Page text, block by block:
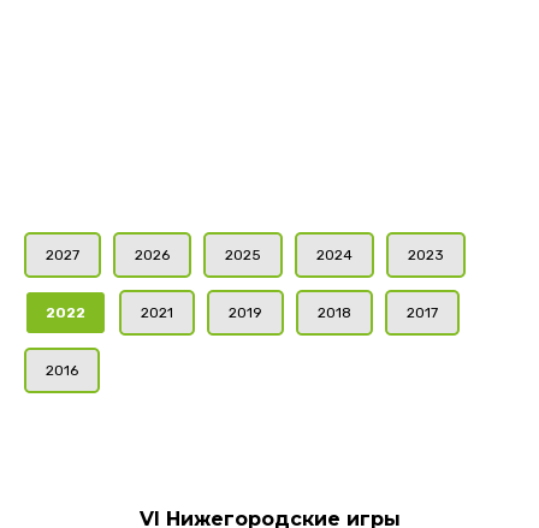
2027 2026 2025 2024 2023
2022 2021 2019 2018 2017
2016
VI Нижегородские игры